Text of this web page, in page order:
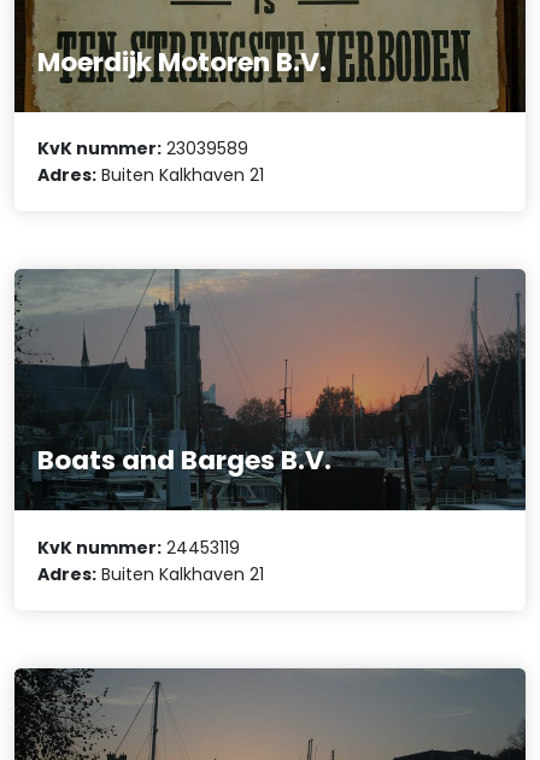
Moerdijk Motoren B.V.
KvK nummer: 23039589
Adres: Buiten Kalkhaven 21
Boats and Barges B.V.
KvK nummer: 24453119
Adres: Buiten Kalkhaven 21